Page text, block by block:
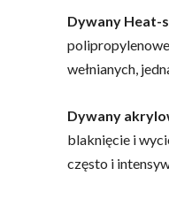
Dywany Heat-
wełnianych,
Dywany
blaknięcie i
często i